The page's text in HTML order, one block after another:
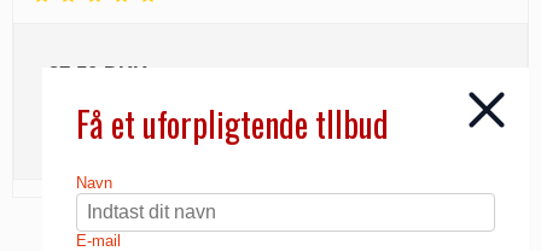
37,50 DKK
INFO
Få et uforpligtende tllbud
Navn
E-mail